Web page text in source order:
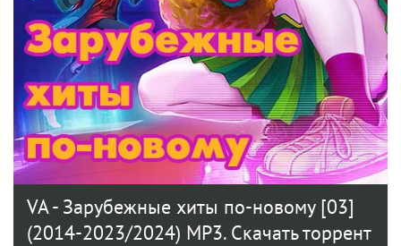
VA - Зарубежные хиты по-новому [03]
(2014-2023/2024) MP3. Скачать торрент